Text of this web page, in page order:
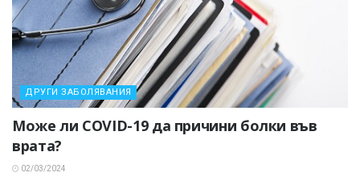
ДРУГИ ЗАБОЛЯВАНИЯ
Може ли COVID-19 да причини болки във
врата?
02/03/2024